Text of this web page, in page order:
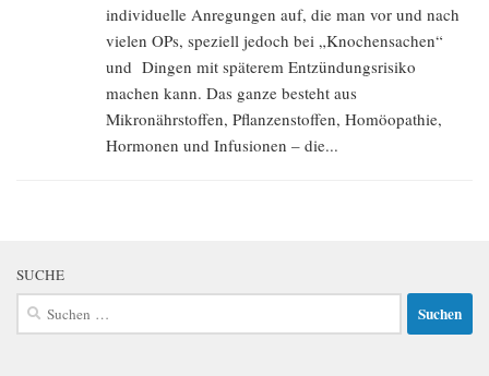
individuelle Anregungen auf, die man vor und nach
vielen OPs, speziell jedoch bei „Knochensachen“
und Dingen mit späterem Entzündungsrisiko
machen kann. Das ganze besteht aus
Mikronährstoffen, Pflanzenstoffen, Homöopathie,
Hormonen und Infusionen – die...
SUCHE
Suchen
nach: